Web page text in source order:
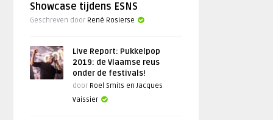
Showcase tijdens ESNS
Geschreven door René Rosierse
Live Report: Pukkelpop
2019: de Vlaamse reus
onder de festivals!
door Roel Smits en Jacques
Vaissier